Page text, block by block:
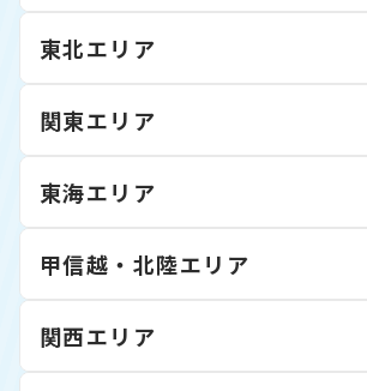
東北エリア
関東エリア
東海エリア
甲信越・北陸エリア
関西エリア